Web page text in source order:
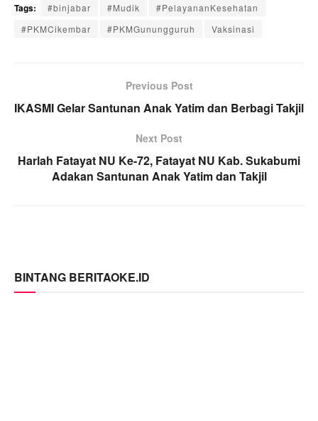
Tags: #binjabar #Mudik
#PelayananKesehatan
#PKMCikembar
#PKMGunungguruh Vaksinasi
Previous Post
IKASMI Gelar Santunan Anak Yatim dan Berbagi Takjil
Next Post
Harlah Fatayat NU Ke-72, Fatayat NU Kab. Sukabumi
Adakan Santunan Anak Yatim dan Takjil
BINTANG BERITAOKE.ID